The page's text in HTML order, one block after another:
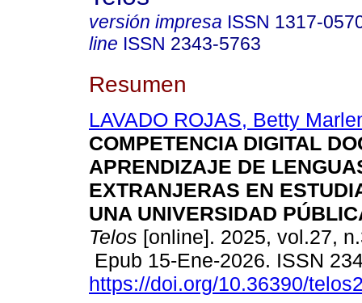
versión impresa ISSN 1317-
line ISSN 2343-5763
Resumen
LAVADO ROJAS, Betty
COMPETENCIA DIGITAL
APRENDIZAJE DE
EXTRANJERAS EN
UNA UNIVERSIDAD
Telos [online]. 2025, vol.27,
Epub 15-Ene-2026. ISSN
https://doi.org/10.36390/